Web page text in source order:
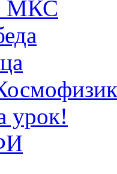
МКС
урок!